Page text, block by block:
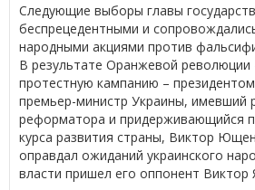
Следующие выборы главы
беспрецедентными и
народными акциями против
В результате Оранжевой революции
протестную кампанию –
премьер-министр Украины, имевший
реформатора и придерживающийся
курса развития страны, Виктор
оправдал ожиданий украинского
власти пришел его оппонент Виктор